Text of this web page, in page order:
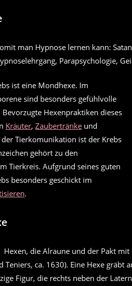
Parapsychologie,
ist eine Mondhexe. Im
sind besonders gefühlvolle
Hexenpraktiken dieses
Kräuter, Zaubertränke und
Tierkomunikation ist der Krebs
gehört zu den
Tierkreis. Aufgrund seines guten
besonders geschickt im
.
ca. 1630). Eine Hexe gräbt
Figur, die rechts neben der